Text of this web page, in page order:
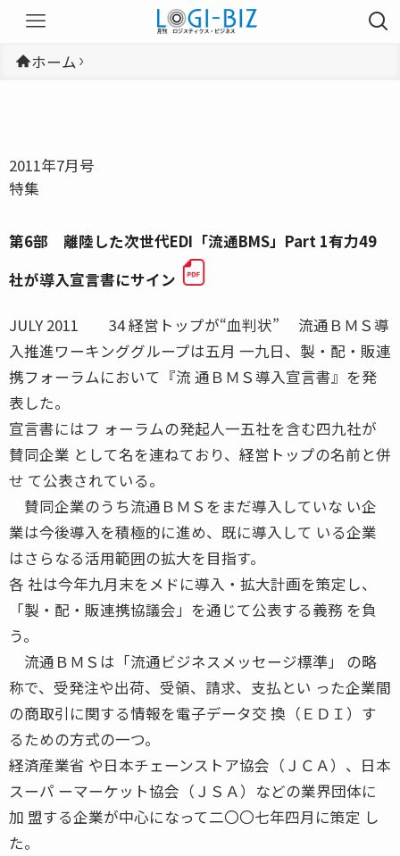
ホーム
2011年7月号
特集
第6部 離陸した次世代EDI「流通BMS」Part 1有力49
社が導入宣言書にサイン
JULY 2011 34 経営トップが“血判状” 流通ＢＭＳ導
入推進ワーキンググループは五月 一九日、製・配・販連
携フォーラムにおいて『流 通ＢＭＳ導入宣言書』を発
表した。
宣言書にはフ ォーラムの発起人一五社を含む四九社が
賛同企業 として名を連ねており、経営トップの名前と併
せ て公表されている。
賛同企業のうち流通ＢＭＳをまだ導入していな い企
業は今後導入を積極的に進め、既に導入して いる企業
はさらなる活用範囲の拡大を目指す。
各 社は今年九月末をメドに導入・拡大計画を策定し、
「製・配・販連携協議会」を通じて公表する義務 を負
う。
流通ＢＭＳは「流通ビジネスメッセージ標準」 の略
称で、受発注や出荷、受領、請求、支払とい った企業間
の商取引に関する情報を電子データ交 換（ＥＤＩ）す
るための方式の一つ。
経済産業省 や日本チェーンストア協会（ＪＣＡ）、日本
スーパ ーマーケット協会（ＪＳＡ）などの業界団体に
加 盟する企業が中心になって二〇〇七年四月に策定 し
た。